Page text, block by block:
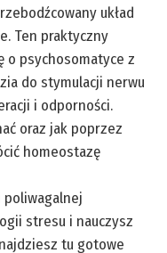
układ
Ten praktyczny
o psychosomatyce z
do stymulacji nerwu
i odporności.
oraz jak poprzez
homeostazę
poliwagalnej
stresu i nauczysz
tu gotowe